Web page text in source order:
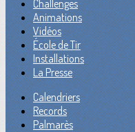
Challenges
Animations
Vidéos
École de Tir
Installations
La Presse
Calendriers
Records
Palmarès